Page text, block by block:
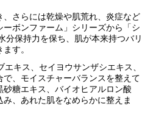
さらには乾燥や肌荒れ、炎症など
ボンファーム」シリーズから「シ
分保持力を保ち、肌が本来持つバリ
す。
キス、セイヨウサンザシエキス、
、モイスチャーバランスを整えて
糖エキス、バイオヒアルロン酸
、あれた肌をなめらかに整えま